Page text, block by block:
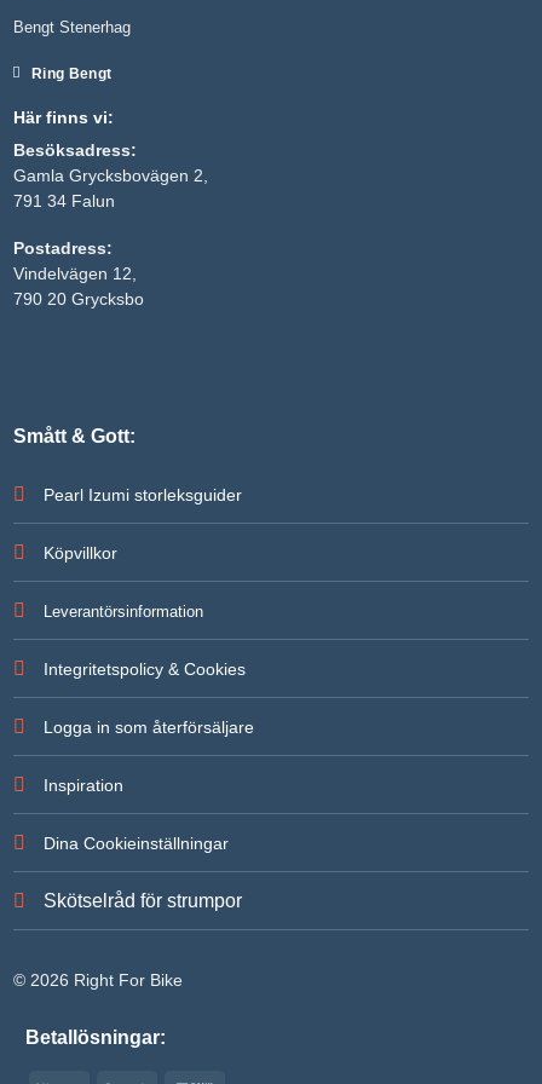
Bengt Stenerhag
Ring Bengt
Här finns vi:
Besöksadress:
Gamla Grycksbovägen 2,
791 34 Falun
Postadress:
Vindelvägen 12,
790 20 Grycksbo
Smått & Gott:
Pearl Izumi storleksguider
Köpvillkor
Leverantörsinformation
Integritetspolicy & Cookies
Logga in som återförsäljare
Inspiration
Dina Cookieinställningar
Skötselråd för strumpor
© 2026 Right For Bike
Betallösningar:
För att vi
ska kunna
hemsidans
och
baserat på
hur
hemsidan
används.
Upplevelse
För att vår
Om du
nekar de här
kommer
viss
funktionalitet
att försvinna
från
hemsidan.
Marknadsföring
Genom att dela
med dig av dina
intressen och ditt
beteende när du
surfar ökar du
chansen att få se
personligt
anpassat innehåll
och erbjudanden.